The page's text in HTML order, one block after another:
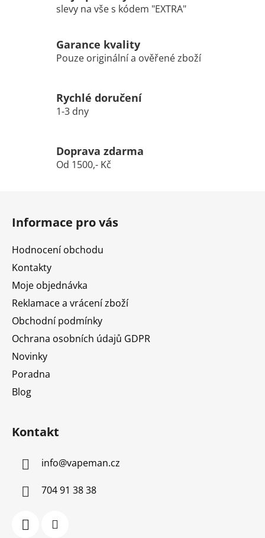
slevy na vše s kódem "EXTRA"
Garance kvality
Pouze originální a ověřené zboží
Rychlé doručení
1-3 dny
Doprava zdarma
Od 1500,- Kč
Informace pro vás
Hodnocení obchodu
Kontakty
Moje objednávka
Reklamace a vrácení zboží
Obchodní podmínky
Ochrana osobních údajů GDPR
Novinky
Poradna
Blog
Kontakt
info@vapeman.cz
704 91 38 38